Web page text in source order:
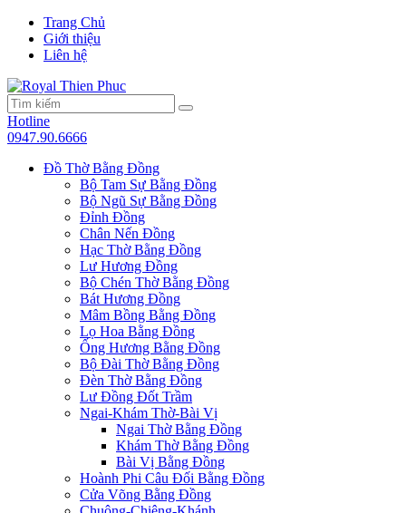
Trang Chủ
Giới thiệu
Liên hệ
Hotline
0947.90.6666
Đồ Thờ Bằng Đồng
Bộ Tam Sự Bằng Đồng
Bộ Ngũ Sự Bằng Đồng
Đỉnh Đồng
Chân Nến Đồng
Hạc Thờ Bằng Đồng
Lư Hương Đồng
Bộ Chén Thờ Bằng Đồng
Bát Hương Đồng
Mâm Bồng Bằng Đồng
Lọ Hoa Bằng Đồng
Ống Hương Bằng Đồng
Bộ Đài Thờ Bằng Đồng
Đèn Thờ Bằng Đồng
Lư Đồng Đốt Trầm
Ngai-Khám Thờ-Bài Vị
Ngai Thờ Bằng Đồng
Khám Thờ Bằng Đồng
Bài Vị Bằng Đồng
Hoành Phi Câu Đối Bằng Đồng
Cửa Võng Bằng Đồng